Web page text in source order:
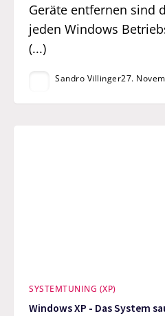
Geräte entfernen sind
jeden Windows
(...)
Sandro Villinger27.
SYSTEMTUNING (XP)
Windows XP - Das System